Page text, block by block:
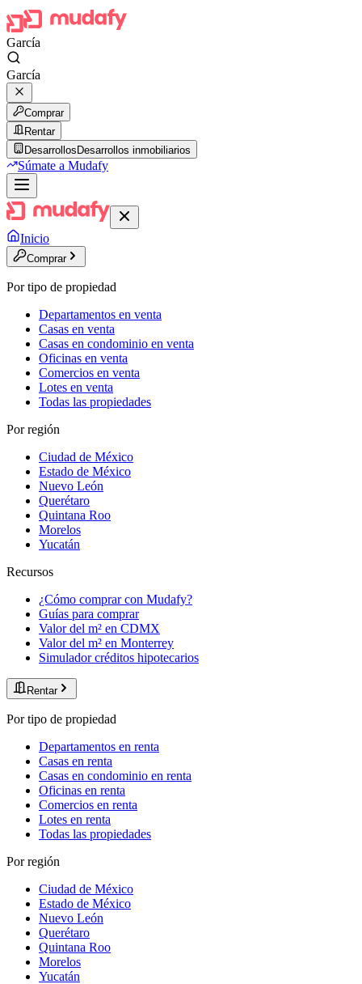
García
García
Comprar
Rentar
Desarrollos Desarrollos inmobiliarios
Súmate a Mudafy
Inicio
Comprar
Por tipo de propiedad
Departamentos en venta
Casas en venta
Casas en condominio en venta
Oficinas en venta
Comercios en venta
Lotes en venta
Todas las propiedades
Por región
Ciudad de México
Estado de México
Nuevo León
Querétaro
Quintana Roo
Morelos
Yucatán
Recursos
¿Cómo comprar con Mudafy?
Guías para comprar
Valor del m² en CDMX
Valor del m² en Monterrey
Simulador créditos hipotecarios
Rentar
Por tipo de propiedad
Departamentos en renta
Casas en renta
Casas en condominio en renta
Oficinas en renta
Comercios en renta
Lotes en renta
Todas las propiedades
Por región
Ciudad de México
Estado de México
Nuevo León
Querétaro
Quintana Roo
Morelos
Yucatán